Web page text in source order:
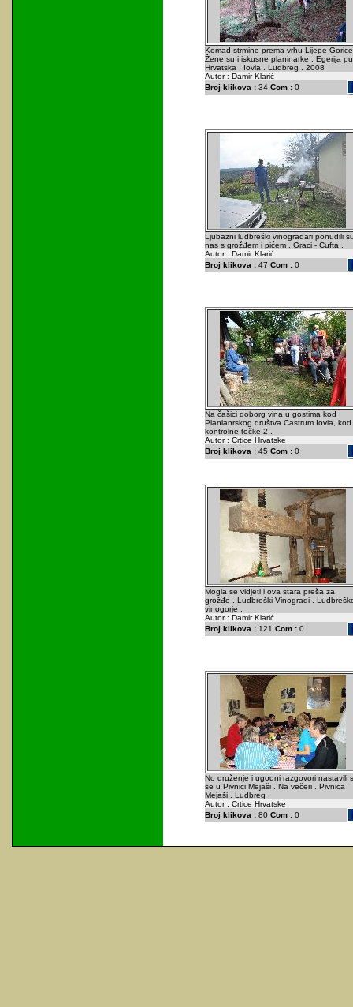
Komad strmine prema vrhu Lijepe
Žene su i iskusne planinarke . Egerija
Hrvatska . Iovia . Ludbreg . 2008
Autor : Damir Klarić
Broj klikova :34 Com :0
Ljubazni ludbreški vinogradari ponudili
nas s grožđem i pićem . Graci - Cufta .
Autor : Damir Klarić
Broj klikova :47 Com :0
Na čašici doborg vina u gostima kod
Planianrskog društva Castrum Iovia, kod
kontrolne točke 2 .
Autor : Crtice Hrvatske
Broj klikova :45 Com :0
Mogla se vidjeti i ova stara preša za
grožđe . Ludbreški Vinogradi .
vinogorje .
Autor : Damir Klarić
Broj klikova :121 Com :0
No druženje i ugodni razgovori nastavili
se u Pivnici Mejaši . Na večeri . Pivnica
Mejaši . Ludbreg .
Autor : Crtice Hrvatske
Broj klikova :80 Com :0